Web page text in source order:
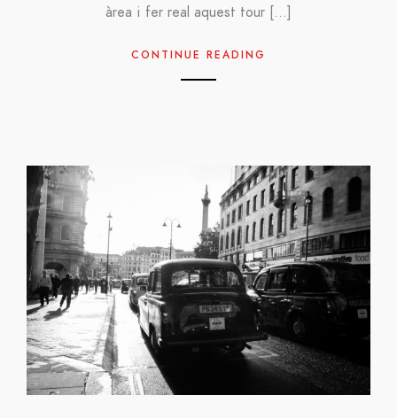
àrea i fer real aquest tour […]
CONTINUE READING